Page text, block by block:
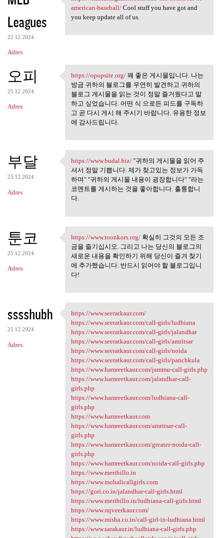
Leagues
22.12.2024
Adres
https://maniamagazine.com/mlb
american-baseball/Cool stuff you have got and
you keep update all of us.
오피
25.12.2024
Adres
https://opopsite.org/ 꽤 좋은
https://opopsite.org/꽤 좋은 게시물입니다. 나는
방금 귀하의 블로그를 우연히 발견하고 귀하의
블로그 게시물을 읽는 것이 정말 즐거웠다고 말
하고 싶었습니다. 어떤 식 으로든 피드를 구독하
고 곧 다시 게시 해 주시기 바랍니다. 유용한 정보
에 감사드립니다.
부달
25.12.2024
Adres
https://www.budal.biz/ "귀하의
https://www.budal.biz/"귀하의 게시물을 읽어 주
셔서 정말 기쁩니다. 제가 찾고있는 정보가 가득
하며" "귀하의 게시물 내용이 굉장합니다" "라는
코멘트를 게시하는 것을 좋아합니다. 훌륭합니
다.
툰코
25.12.2024
Adres
https://www.toonkors.org/ 확실히
https://www.toonkors.org/확실히 그것의 모든 조
금을 즐기십시오. 그리고 나는 당신의 블로그의
새로운 내용을 확인하기 위해 당신이 즐겨 찾기
에 추가했습니다. 반드시 읽어야 할 블로그입니
다!
sssshubh
25.12.2024
Adres
https://www.seeratkaur.com/
https://www.seeratkaur.com/
https://www.seeratkaur.com/call-girls/ludhiana
https://www.seeratkaur.com/call-girls/jalandhar
https://www.seeratkaur.com/call-girls/amritsar
https://www.seeratkaur.com/call-girls/noida
https://www.seeratkaur.com/call-girls/panchkula
https://www.hamreetkaur.com/jammu-call-girls.php
https://www.hamreetkaur.com/jalandhar-call-
girls.php
https://www.hamreetkaur.com/ludhiana-call-
girls.php
https://www.hamreetkaur.com
https://www.hamreetkaur.com/amritsar-call-
girls.php
https://www.hamreetkaur.com/greater-noida-call-
girls.php
https://www.hamreetkaur.com/noida-call-girls.php
https://www.meribillo.in
https://www.mohalicallgirls.com
https://gori.co.in/jalandhar-call-girls.html
https://www.meribillo.in/ludhiana-call-girls.html
https://www.rajveerkaur.com/
https://www.misha.co.in/call-girl-in-ludhiana.html
https://www.sarakaur.in/ludhiana-call-girls.php